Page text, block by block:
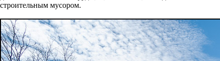
строительным мусором.